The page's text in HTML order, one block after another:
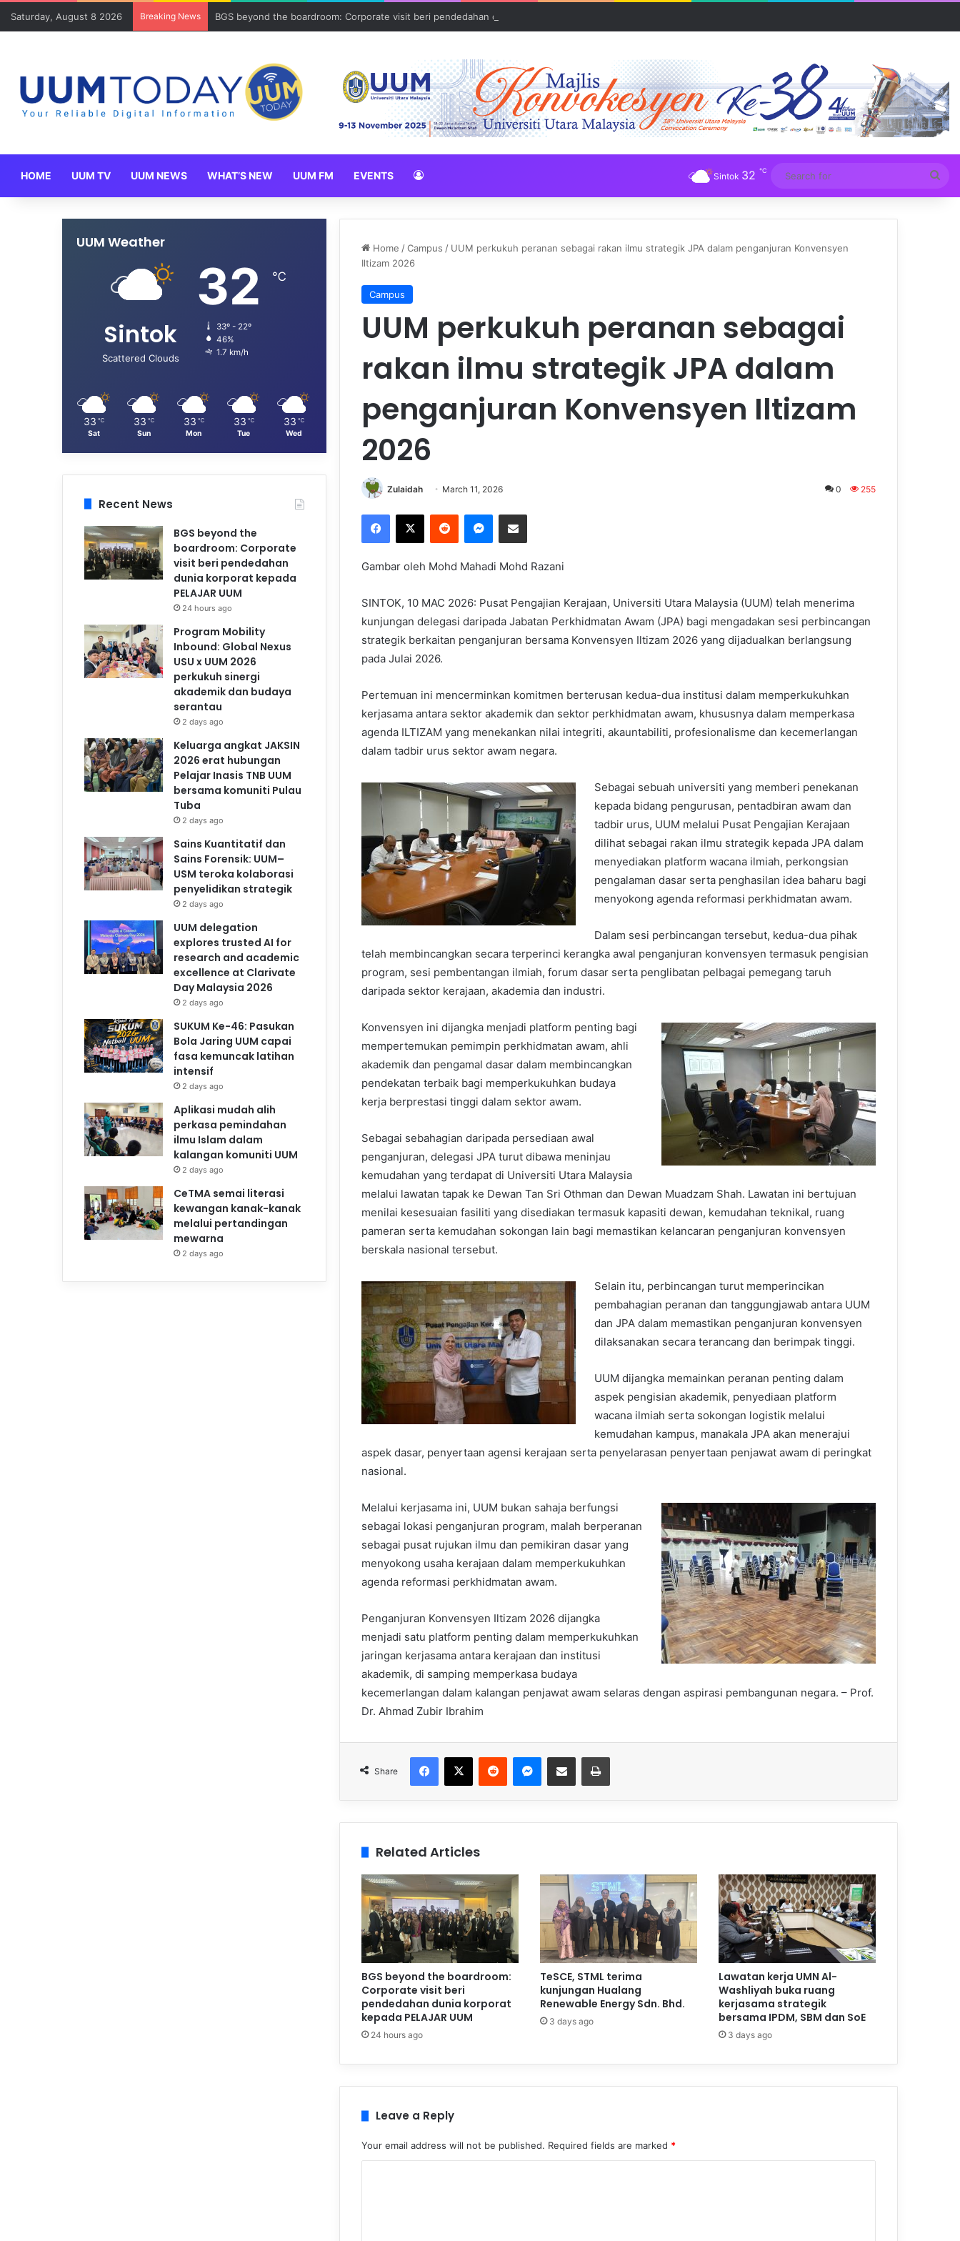
Saturday, August 8 2026 Breaking News BGS beyond the boardroom: Corporate visit beri pendedahan dunia korporat kepada PELAJAR UUM
HOME UUM TV UUM NEWS WHAT’S NEW UUM FM EVENTS Sintok 32 ℃
for
Home /Campus / UUM perkukuh peranan sebagai rakan ilmu strategik JPA dalam penganjuran Konvensyen
Iltizam 2026
Campus
UUM perkukuh peranan sebagai
rakan ilmu strategik JPA dalam
penganjuran Konvensyen Iltizam
2026
Zulaidah March 11, 2026 0 255
Gambar oleh Mohd Mahadi Mohd Razani
SINTOK, 10 MAC 2026: Pusat Pengajian Kerajaan, Universiti Utara Malaysia (UUM) telah menerima
kunjungan delegasi daripada Jabatan Perkhidmatan Awam (JPA) bagi mengadakan sesi perbincangan
strategik berkaitan penganjuran bersama Konvensyen Iltizam 2026 yang dijadualkan berlangsung
pada Julai 2026.
Pertemuan ini mencerminkan komitmen berterusan kedua-dua institusi dalam memperkukuhkan
kerjasama antara sektor akademik dan sektor perkhidmatan awam, khususnya dalam memperkasa
agenda ILTIZAM yang menekankan nilai integriti, akauntabiliti, profesionalisme dan kecemerlangan
dalam tadbir urus sektor awam negara.
Sebagai sebuah universiti yang memberi penekanan
kepada bidang pengurusan, pentadbiran awam dan
tadbir urus, UUM melalui Pusat Pengajian Kerajaan
dilihat sebagai rakan ilmu strategik kepada JPA dalam
menyediakan platform wacana ilmiah, perkongsian
pengalaman dasar serta penghasilan idea baharu bagi
menyokong agenda reformasi perkhidmatan awam.
Dalam sesi perbincangan tersebut, kedua-dua pihak
telah membincangkan secara terperinci kerangka awal penganjuran konvensyen termasuk pengisian
program, sesi pembentangan ilmiah, forum dasar serta penglibatan pelbagai pemegang taruh
daripada sektor kerajaan, akademia dan industri.
Konvensyen ini dijangka menjadi platform penting bagi
mempertemukan pemimpin perkhidmatan awam, ahli
akademik dan pengamal dasar dalam membincangkan
pendekatan terbaik bagi memperkukuhkan budaya
kerja berprestasi tinggi dalam sektor awam.
Sebagai sebahagian daripada persediaan awal
penganjuran, delegasi JPA turut dibawa meninjau
kemudahan yang terdapat di Universiti Utara Malaysia
melalui lawatan tapak ke Dewan Tan Sri Othman dan Dewan Muadzam Shah. Lawatan ini bertujuan
menilai kesesuaian fasiliti yang disediakan termasuk kapasiti dewan, kemudahan teknikal, ruang
pameran serta kemudahan sokongan lain bagi memastikan kelancaran penganjuran konvensyen
berskala nasional tersebut.
Selain itu, perbincangan turut memperincikan
pembahagian peranan dan tanggungjawab antara UUM
dan JPA dalam memastikan penganjuran konvensyen
dilaksanakan secara terancang dan berimpak tinggi.
UUM dijangka memainkan peranan penting dalam
aspek pengisian akademik, penyediaan platform
wacana ilmiah serta sokongan logistik melalui
kemudahan kampus, manakala JPA akan menerajui
aspek dasar, penyertaan agensi kerajaan serta penyelarasan penyertaan penjawat awam di peringkat
nasional.
Melalui kerjasama ini, UUM bukan sahaja berfungsi
sebagai lokasi penganjuran program, malah berperanan
sebagai pusat rujukan ilmu dan pemikiran dasar yang
menyokong usaha kerajaan dalam memperkukuhkan
agenda reformasi perkhidmatan awam.
Penganjuran Konvensyen Iltizam 2026 dijangka
menjadi satu platform penting dalam memperkukuhkan
jaringan kerjasama antara kerajaan dan institusi
akademik, di samping memperkasa budaya
kecemerlangan dalam kalangan penjawat awam selaras dengan aspirasi pembangunan negara. – Prof.
Dr. Ahmad Zubir Ibrahim
Share
Related Articles
BGS beyond the boardroom:
Corporate visit beri
pendedahan dunia korporat
kepada PELAJAR UUM
24 hours ago
TeSCE, STML terima
kunjungan Hualang
Renewable Energy Sdn. Bhd.
3 days ago
Lawatan kerja UMN Al-
Washliyah buka ruang
kerjasama strategik
bersama IPDM, SBM dan SoE
3 days ago
Leave a Reply
Your email address will not be published. Required fields are marked *
UUM Weather
Sintok
Scattered Clouds
32 ℃
33º - 22º
46%
1.7 km/h
33 ℃
Sat
33 ℃
Sun
33 ℃
Mon
33 ℃
Tue
33 ℃
Wed
Recent News
BGS beyond the
boardroom: Corporate
visit beri pendedahan
dunia korporat kepada
PELAJAR UUM
24 hours ago
Program Mobility
Inbound: Global Nexus
USU x UUM 2026
perkukuh sinergi
akademik dan budaya
serantau
2 days ago
Keluarga angkat JAKSIN
2026 erat hubungan
Pelajar Inasis TNB UUM
bersama komuniti Pulau
Tuba
2 days ago
Sains Kuantitatif dan
Sains Forensik: UUM–
USM teroka kolaborasi
penyelidikan strategik
2 days ago
UUM delegation
explores trusted AI for
research and academic
excellence at Clarivate
Day Malaysia 2026
2 days ago
SUKUM Ke-46: Pasukan
Bola Jaring UUM capai
fasa kemuncak latihan
intensif
2 days ago
Aplikasi mudah alih
perkasa pemindahan
ilmu Islam dalam
kalangan komuniti UUM
2 days ago
CeTMA semai literasi
kewangan kanak-kanak
melalui pertandingan
mewarna
2 days ago